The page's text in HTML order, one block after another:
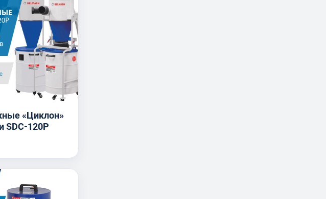
«Циклон»
SDC-120P